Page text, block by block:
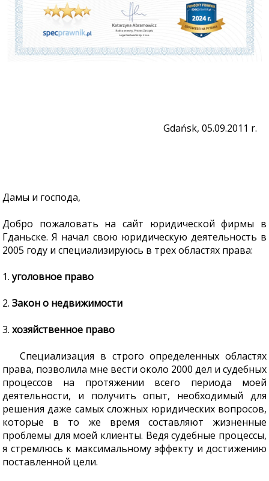
Gdańsk, 05.09.2011 r.
Дамы и господа,
Добро пожаловать на сайт юридической фирмы в
Гданьске. Я начал свою юридическую деятельность в
2005 году и специализируюсь в трех областях права:
1.уголовное право
2. Закон о недвижимости
3. хозяйственное право
Специализация в строго определенных областях
права, позволила мне вести около 2000 дел и судебных
процессов на протяжении всего периода моей
деятельности, и получить опыт, необходимый для
решения даже самых сложных юридических вопросов,
которые в то же время составляют жизненные
проблемы для моей клиенты. Ведя судебные процессы,
я стремлюсь к максимальному эффекту и достижению
поставленной цели.